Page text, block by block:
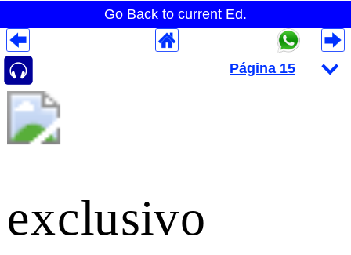
Go Back to current Ed.
exclusivo
Despliegues Analytics
Despliegues Totales
Despliegues por Rubros